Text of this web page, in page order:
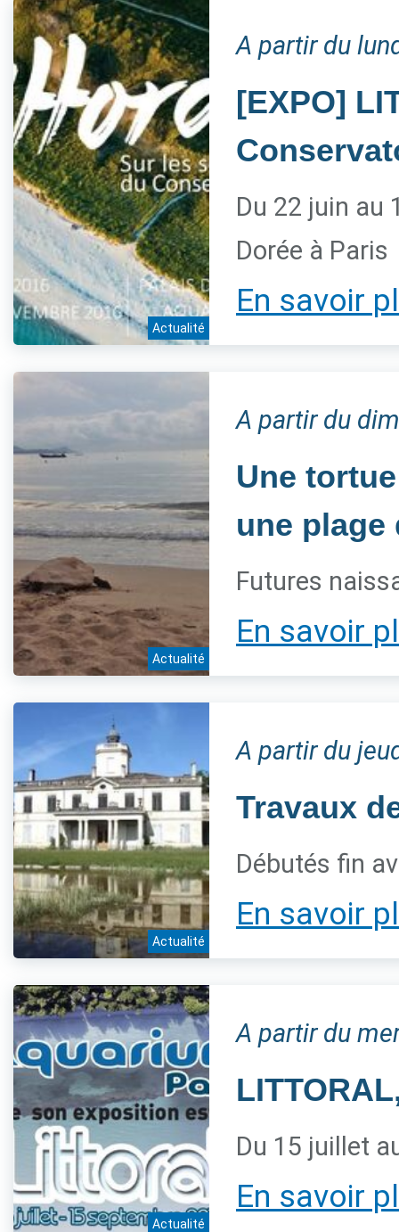
Actualité
A partir du
[EXPO]
Du 22 juin au
Dorée à Paris
En savoir
Actualité
A partir du
Une
une plage
Futures
En savoir
Actualité
A partir du
Travaux
Débutés fin
En savoir
Actualité
A partir du
Du 15 juillet
En savoir